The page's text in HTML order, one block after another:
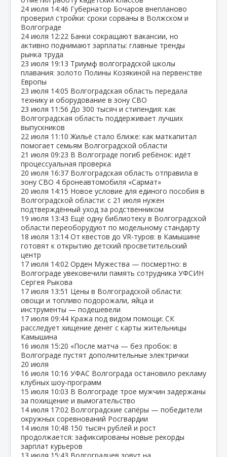
24 июля 14:46 Губернатор Бочаров внепланово
проверил стройки: сроки сорваны в Волжском и
Волгограде
24 июля 12:22 Банки сокращают вакансии, но
активно поднимают зарплаты: главные тренды
рынка труда
23 июля 19:13 Триумф волгоградской школы
плавания: золото Полины Козякиной на первенстве
Европы
23 июля 14:05 Волгоградская область передала
технику и оборудование в зону СВО
23 июля 11:56 До 300 тысяч и стипендия: как
Волгоградская область поддерживает лучших
выпускников
22 июля 11:10 Жильё стало ближе: как маткапитал
помогает семьям Волгоградской области
21 июля 09:23 В Волгограде погиб ребёнок: идёт
процессуальная проверка
20 июля 16:37 Волгоградская область отправила в
зону СВО 4 бронеавтомобиля «Сармат»
20 июля 14:15 Новое условие для единого пособия в
Волгоградской области: с 21 июля нужен
подтверждённый уход за родственником
19 июля 13:43 Ещё одну библиотеку в Волгоградской
области переоборудуют по модельному стандарту
18 июля 13:14 От квестов до VR‑туров: в Камышине
готовят к открытию детский просветительский
центр
17 июля 14:02 Орден Мужества — посмертно: в
Волгограде увековечили память сотрудника УФСИН
Сергея Рыкова
17 июля 13:51 Цены в Волгоградской области:
овощи и топливо подорожали, яйца и
инструменты — подешевели
17 июля 09:44 Кража под видом помощи: СК
расследует хищение денег с карты жительницы
Камышина
16 июля 15:20 «После матча — без пробок: в
Волгограде пустят дополнительные электрички
20 июля
16 июля 10:16 УФАС Волгограда остановило рекламу
клубных шоу‑программ
15 июля 10:03 В Волгограде трое мужчин задержаны
за похищение и вымогательство
14 июля 17:02 Волгоградские сапёры — победители
окружных соревнований Росгвардии
14 июля 10:48 150 тысяч рублей и рост
продолжается: зафиксированы новые рекорды
зарплат курьеров